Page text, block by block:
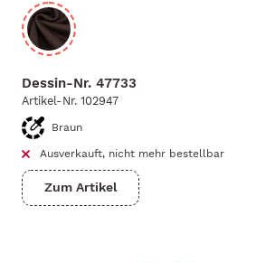
Dessin-Nr. 47733
Artikel-Nr. 102947
Braun
Ausverkauft, nicht mehr bestellbar
Zum Artikel